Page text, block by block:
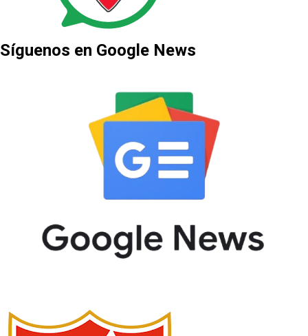
Síguenos en Google News